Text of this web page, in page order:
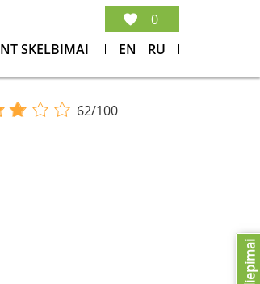
NT SKELBIMAI EN RU
0
62/100